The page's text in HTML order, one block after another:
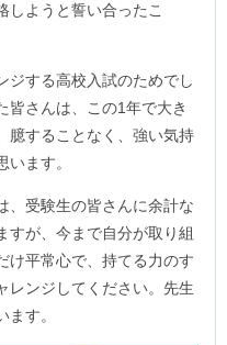
しようと誓い合ったこ
ジする高校入試のためでし
皆さんは、この1年で大き
臆することなく、強い気持
ます。
、受験生の皆さんに余計な
すが、今まで自分が取り組
け平常心で、持てる力のす
レンジしてください。先生
す。